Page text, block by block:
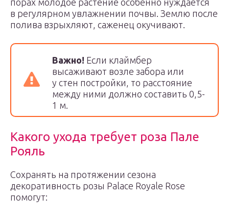
порах молодое растение особенно нуждается
в регулярном увлажнении почвы. Землю после
полива взрыхляют, саженец окучивают.
Важно! Если клаймбер
высаживают возле забора или
у стен постройки, то расстояние
между ними должно составить 0,5-
1 м.
Какого ухода требует роза Пале
Рояль
Сохранять на протяжении сезона
декоративность розы Palace Royale Rose
помогут: